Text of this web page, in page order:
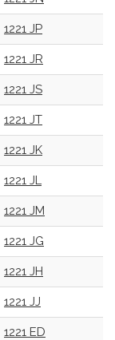
1221 JP
1221 JR
1221 JS
1221 JT
1221 JK
1221 JL
1221 JM
1221 JG
1221 JH
1221 JJ
1221 ED